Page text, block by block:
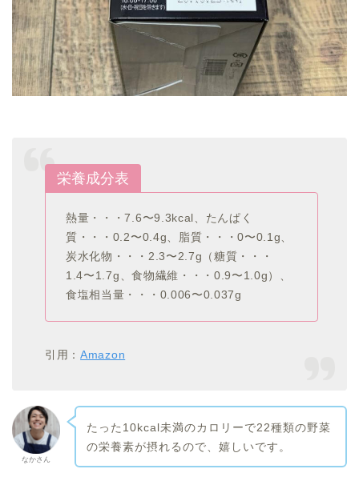
栄養成分表
熱量・・・7.6〜9.3kcal、たんぱく
質・・・0.2〜0.4g、脂質・・・0〜0.1g、
炭水化物・・・2.3〜2.7g（糖質・・・
1.4〜1.7g、食物繊維・・・0.9〜1.0g）、
食塩相当量・・・0.006〜0.037g
引用：Amazon
なかさん
たった10kcal未満のカロリーで22種類の野菜
の栄養素が摂れるので、嬉しいです。